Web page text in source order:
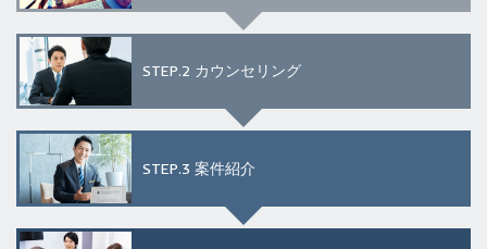
STEP.2 カウンセリング
STEP.3 案件紹介